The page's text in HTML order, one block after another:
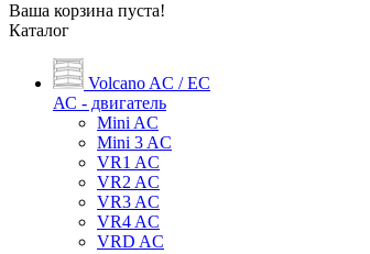
Ваша корзина пуста!
Каталог
Volcano AC / EC
АС - двигатель
Mini AC
Mini 3 AC
VR1 AC
VR2 AC
VR3 AC
VR4 AC
VRD AC